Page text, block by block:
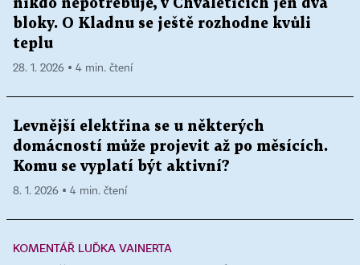
nikdo nepotřebuje, v Chvaleticích jen dva
bloky. O Kladnu se ještě rozhodne kvůli
teplu
28. 1. 2026 ▪ 4 min. čtení
Levnější elektřina se u některých
domácností může projevit až po měsících.
Komu se vyplatí být aktivní?
8. 1. 2026 ▪ 4 min. čtení
KOMENTÁŘ LUĎKA VAINERTA